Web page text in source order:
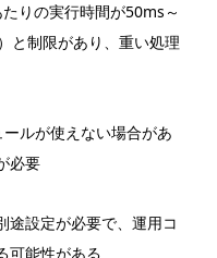
りの実行時間が50ms～
と制限があり、重い処理
ルが使えない場合があ
必要
途設定が必要で、運用コ
可能性がある